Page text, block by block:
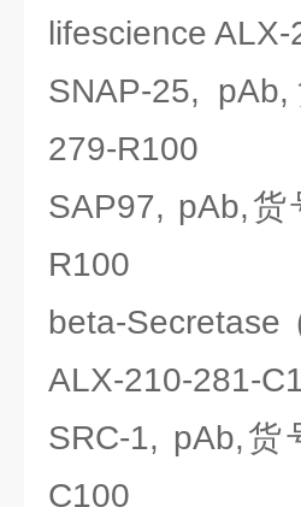
lifescience
SNAP-25,
279-R100
SAP97, pAb,货
R100
beta-
ALX-210-281-
SRC-1, pAb,货
C100